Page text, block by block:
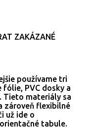
ZAKÁZANÉ
používame tri
PVC dosky a
Tieto materiály sa
zároveň flexibilné
už ide o
tabule.